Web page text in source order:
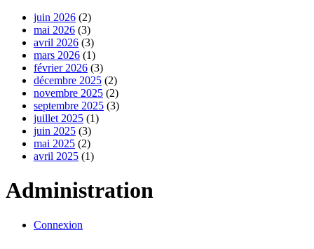
juin 2026 (2)
mai 2026 (3)
avril 2026 (3)
mars 2026 (1)
février 2026 (3)
décembre 2025 (2)
novembre 2025 (2)
septembre 2025 (3)
juillet 2025 (1)
juin 2025 (3)
mai 2025 (2)
avril 2025 (1)
Administration
Connexion